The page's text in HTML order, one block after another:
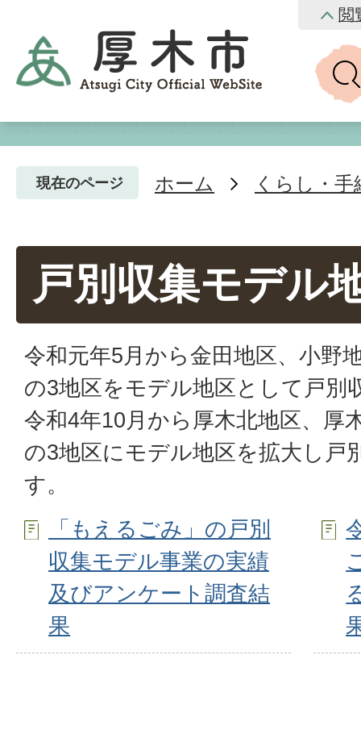
閲
現在のページ ホーム くらし・手
戸別収集モデル
令和元年5月から金田地区、小野
の3地区をモデル地区として戸別
令和4年10月から厚木北地区、厚
の3地区にモデル地区を拡大し戸
す。
「もえるごみ」の戸別
収集モデル事業の実績
及びアンケート調査結
果